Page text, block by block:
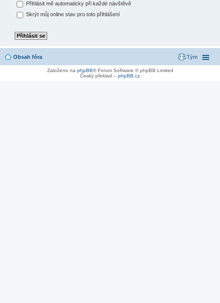
Přihlásit mě automaticky při každé návštěvě
Skrýt můj online stav pro toto přihlášení
Obsah fóra Tým
Založeno na phpBB® Forum Software © phpBB Limited
Český překlad – phpBB.cz